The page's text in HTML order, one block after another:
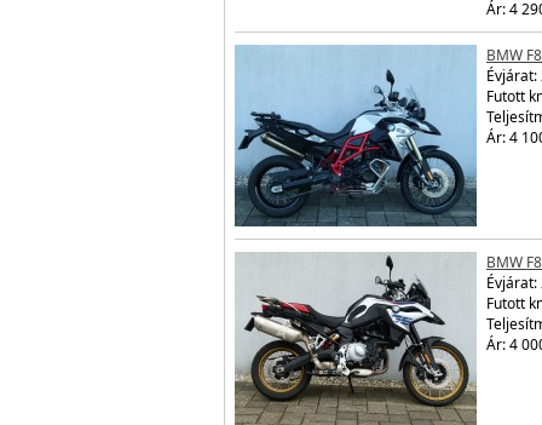
Ár: 4
BMW
Évjárat:
Futott
Ár: 4
BMW
Évjárat:
Futott
Ár: 4